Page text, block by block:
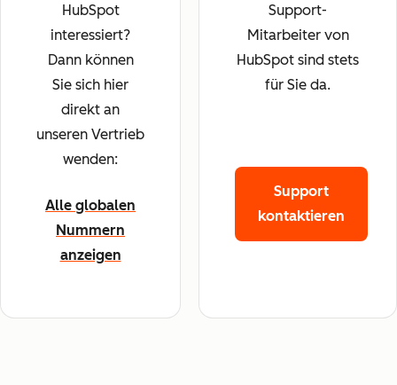
HubSpot
interessiert?
Dann können
Sie sich hier
direkt an
unseren Vertrieb
wenden:
Alle globalen
Nummern
anzeigen
Support-
Mitarbeiter von
HubSpot sind stets
für Sie da.
Support
kontaktieren